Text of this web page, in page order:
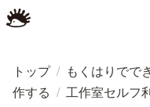
トップ / もくはりでで
作する / 工作室セルフ